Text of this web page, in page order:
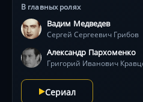
проста: навестить Мирсаида
местонахождение тайника и
Чекисты предоставляют им
действий...
В главных ролях
Вадим Медведев
Сергей Сергеевич Грибов
Александр Пархоменко
Григорий Иванович
Сериал